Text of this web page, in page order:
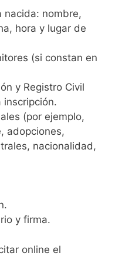
nacida: nombre,
hora y lugar de
(si constan en
y Registro Civil
inscripción.
(por ejemplo,
adopciones,
nacionalidad,
y firma.
online el